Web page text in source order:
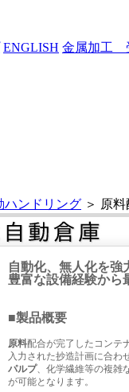
ENGLISH 金属加工
ハンドリング ＞ 原
自動化、無人化を強
豊富な設備経験から
■製品概要
原料配合が完了したコンテ
入力された抄造計画に合わ
パルプ、化学繊維等の複雑
が可能となります。